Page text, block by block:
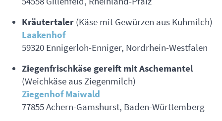
Kräutertaler (Käse mit Gewürzen aus Kuhmilch)
Laakenhof
59320 Ennigerloh-Enniger, Nordrhein-Westfalen
Ziegenfrischkäse gereift mit Aschemantel
(Weichkäse aus Ziegenmilch)
Ziegenhof Maiwald
77855 Achern-Gamshurst, Baden-Württemberg